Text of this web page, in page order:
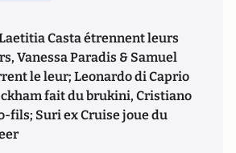
Casta étrennent leurs
Vanessa Paradis & Samuel
le leur; Leonardo di Caprio
fait du brukini, Cristiano
fils; Suri ex Cruise joue du